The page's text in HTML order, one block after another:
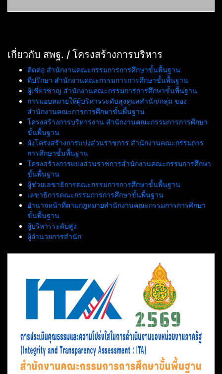
เกี่ยวกับ สพฐ. / โครงสร้างการบริหาร
ติดต่อ สำนักงานคณะกรรมการการศึกษาขั้นพื้นฐาน
ที่ปรึกษา สำนักงานคณะกรรมการการศึกษาขั้นพื้นฐาน
ผู้เชี่ยวชาญ สำนักงานคณะกรรมการการศึกษาขั้นพื้นฐาน
การมอบหมายให้ผู้บริหารระดับสูงดูแลสำนัก/กลุ่ม ของ
สำนักงานคณะการการศึกษาขั้นพื้นฐาน
โครงสร้างการบริหารงาน สำนักงานคณะกรรมการการศึกษา
ขั้นพื้นฐาน
ผังโครงสร้างการแบ่งส่วนราชการ สำนักงานคณะกรรมการ
การศึกษาขั้นพื้นฐาน
โครงสร้างการแบ่งส่วนราชการสำนักงานคณะกรรมการศึกษา
ขั้นพื้นฐาน
ผู้ช่วยเลขาธิการคณะกรรมการการศึกษาขั้นพื้นฐาน
เลขาธิการคณะกรรมการการศึกษาขั้นพื้นฐาน
อำนาจหน้าที่ตามกฎหมายสำนักงานคณะกรรมการการศึกษา
ขั้นพื้นฐาน
ผู้บริหารระดับสูง
ผู้อำนวยการสำนัก